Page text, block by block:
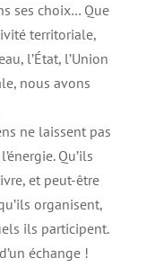
ses choix… Que
territoriale,
l’État, l’Union
nous avons
ne laissent pas
Qu’ils
et peut-être
organisent,
ils participent.
échange !